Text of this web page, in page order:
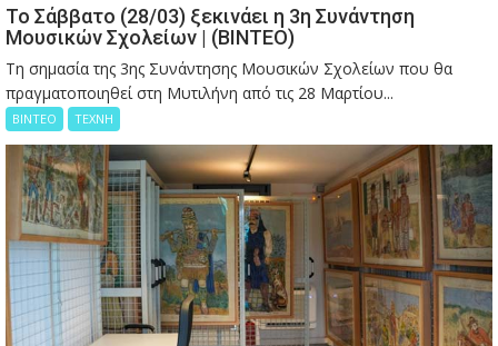
Το Σάββατο (28/03) ξεκινάει η 3η Συνάντηση
Μουσικών Σχολείων | (ΒΙΝΤΕΟ)
Τη σημασία της 3ης Συνάντησης Μουσικών Σχολείων που θα
πραγματοποιηθεί στη Μυτιλήνη από τις 28 Μαρτίου...
ΒΙΝΤΕΟ ΤΕΧΝΗ